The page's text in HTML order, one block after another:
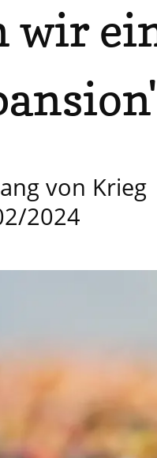
wir
von Krieg
2024